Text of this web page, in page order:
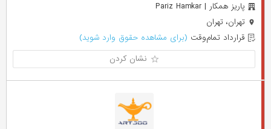
پاریز همکار | Pariz Hamkar
تهران، تهران
قرارداد تمام‌وقت (برای مشاهده حقوق وارد شوید)
نشان کردن